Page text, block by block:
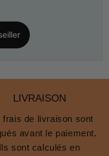
LIVRAISON
frais de livraison sont
avant le paiement.
Ils sont calculés en